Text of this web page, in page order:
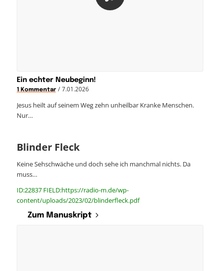
Ein echter Neubeginn!
1 Kommentar / 7.01.2026
Jesus heilt auf seinem Weg zehn unheilbar Kranke Menschen.
Nur…
Blinder Fleck
Keine Sehschwäche und doch sehe ich manchmal nichts. Da
muss…
ID:22837 FIELD:https://radio-m.de/wp-
content/uploads/2023/02/blinderfleck.pdf
Zum Manuskript